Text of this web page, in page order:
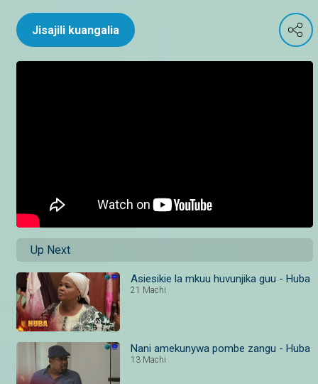
Jisajili kuangalia
Up Next
Asiesikie la mkuu huvunjika guu - Huba
21 Machi
Nani amekunywa pombe zangu - Huba
13 Machi